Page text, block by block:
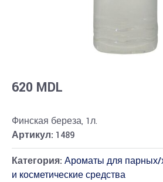
620 MDL
Финская береза, 1л.
Артикул: 1489
Категория: Ароматы для
и косметические средства